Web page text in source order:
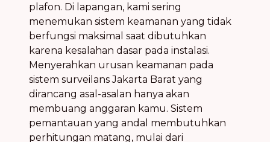
plafon. Di lapangan, kami sering
menemukan sistem keamanan yang tidak
berfungsi maksimal saat dibutuhkan
karena kesalahan dasar pada instalasi.
Menyerahkan urusan keamanan pada
sistem surveilans Jakarta Barat yang
dirancang asal-asalan hanya akan
membuang anggaran kamu. Sistem
pemantauan yang andal membutuhkan
perhitungan matang, mulai dari